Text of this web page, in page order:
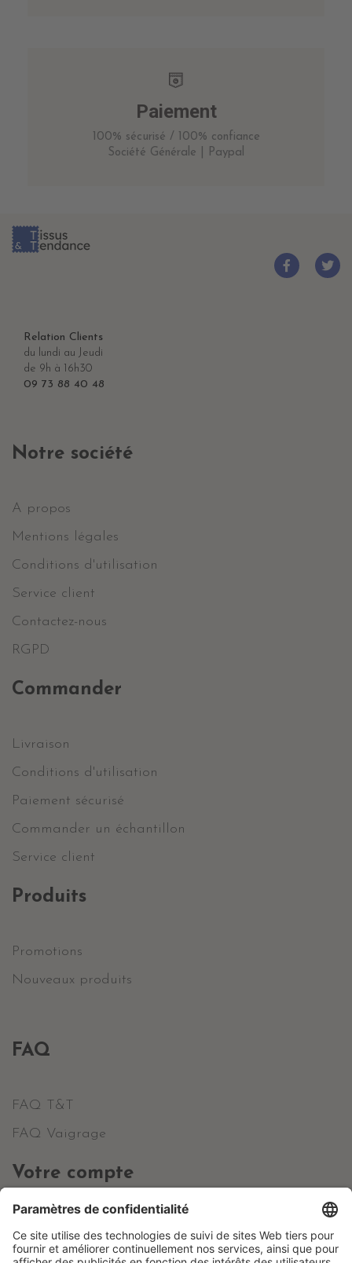
Paiement
100% sécurisé / 100% confiance
Société Générale | Paypal
Relation Clients
du lundi au Jeudi
de 9h à 16h30
09 73 88 40 48
Notre société
A propos
Mentions légales
Conditions d'utilisation
Service client
Contactez-nous
RGPD
Commander
Livraison
Conditions d'utilisation
Paiement sécurisé
Commander un échantillon
Service client
Produits
Promotions
Nouveaux produits
FAQ
FAQ T&T
FAQ Vaigrage
Votre compte
Informations personnelles
Commandes